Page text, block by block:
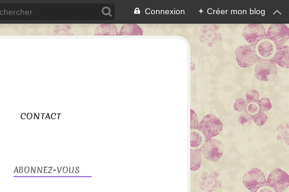
Connexion + Créer mon blog
CONTACT
ABONNEZ-VOUS